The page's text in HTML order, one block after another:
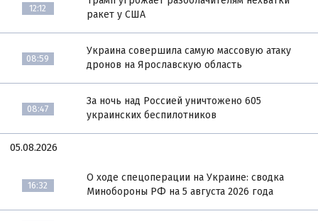
12:12
ракет у США
08:59
Украина совершила самую массовую атаку
дронов на Ярославскую область
08:47
За ночь над Россией уничтожено 605
украинских беспилотников
05.08.2026
16:32
О ходе спецоперации на Украине: сводка
Минобороны РФ на 5 августа 2026 года